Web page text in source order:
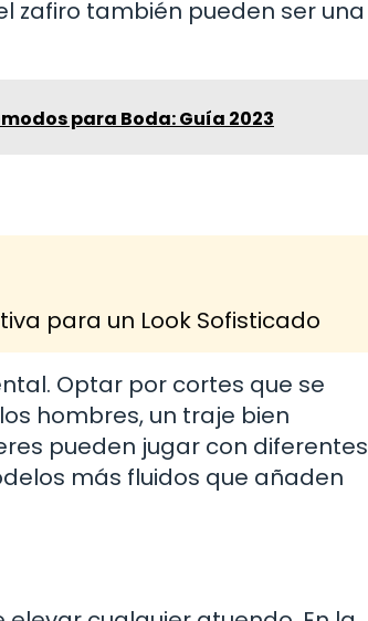
zafiro también pueden ser una
para Boda: Guía 2023
para un Look Sofisticado
Optar por cortes que se
hombres, un traje bien
pueden jugar con diferentes
más fluidos que añaden